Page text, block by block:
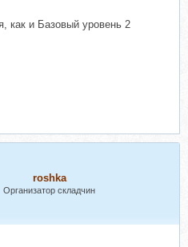
как и Базовый уровень 2
roshka
Организатор складчин